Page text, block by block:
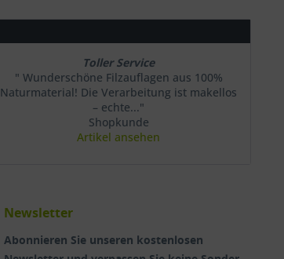
Toller Service
" Wunderschöne Filzauflagen aus 100%
Naturmaterial! Die Verarbeitung ist makellos
– echte..."
Shopkunde
Artikel ansehen
Newsletter
Abonnieren Sie unseren kostenlosen